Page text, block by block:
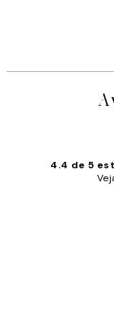
4.4 de 5